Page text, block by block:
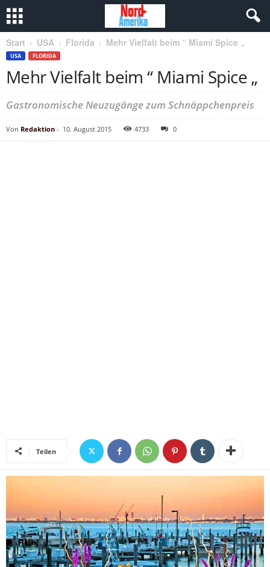
Start USA Florida Mehr Vielfalt beim “ Miami Spice „
USA FLORIDA
Mehr Vielfalt beim “ Miami Spice „
Gastronomische Neuzugänge zum Schnäppchenpreis
Von Redaktion - 10. August 2015 4733 0
Teilen